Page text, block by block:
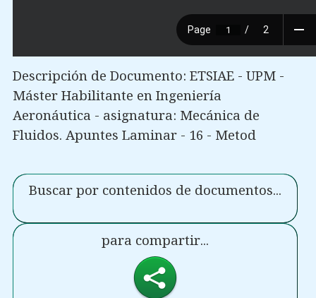
Descripción de Documento: ETSIAE - UPM -
Máster Habilitante en Ingeniería
Aeronáutica - asignatura: Mecánica de
Fluidos. Apuntes Laminar - 16 - Metod
Buscar por contenidos de documentos...
para compartir...